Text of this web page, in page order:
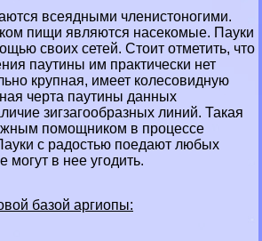
всеядными члeнистоногими.
пищи являются насекомые. Пауки
своих сетей. Стоит отметить, что
паутины им пpaктически нет
крупная, имеет колесовидную
черта паутины данных
зигзагообразных линий. Такая
помощником в процессе
с радостью поедают любых
могут в нее угодить.
базой аргиопы: